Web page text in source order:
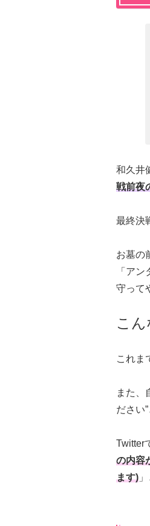
和久井
戦前夜
最終決
お墓の
「ア
守って
こ
これま
また、
ださい
Twitter
の内容
ます)